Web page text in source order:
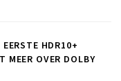
HDR10+
MEER OVER DOLBY